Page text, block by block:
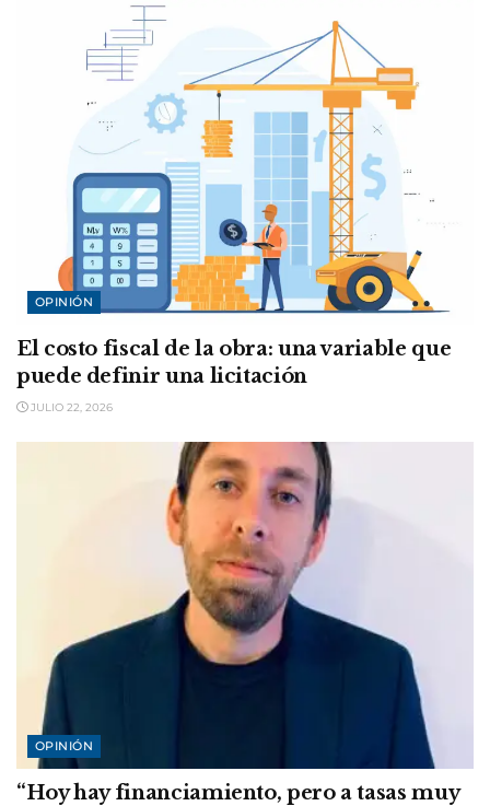
OPINIÓN
El costo fiscal de la obra: una variable que
puede definir una licitación
JULIO 22, 2026
OPINIÓN
“Hoy hay financiamiento, pero a tasas muy